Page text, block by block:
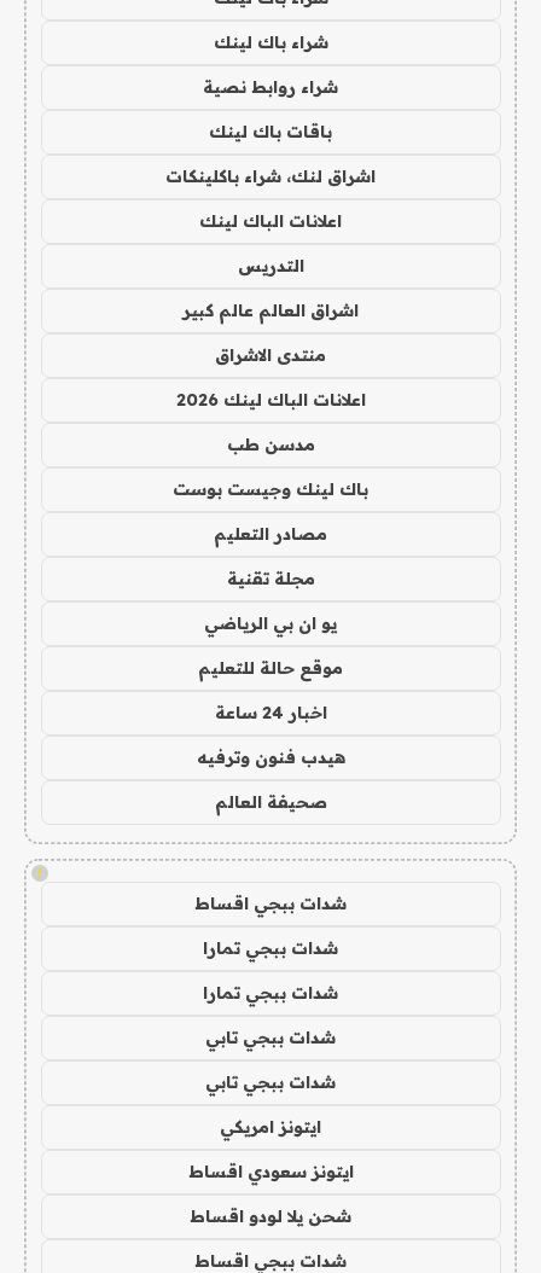
شراء باك لينك
شراء روابط نصية
باقات باك لينك
اشراق لنك، شراء باكلينكات
اعلانات الباك لينك
التدريس
اشراق العالم عالم كبير
منتدى الاشراق
اعلانات الباك لينك 2026
مدسن طب
باك لينك وجيست بوست
مصادر التعليم
مجلة تقنية
يو ان بي الرياضي
موقع حالة للتعليم
اخبار 24 ساعة
هيدب فنون وترفيه
صحيفة العالم
!
شدات ببجي اقساط
شدات ببجي تمارا
شدات ببجي تمارا
شدات ببجي تابي
شدات ببجي تابي
ايتونز امريكي
ايتونز سعودي اقساط
شحن يلا لودو اقساط
شدات ببجي اقساط